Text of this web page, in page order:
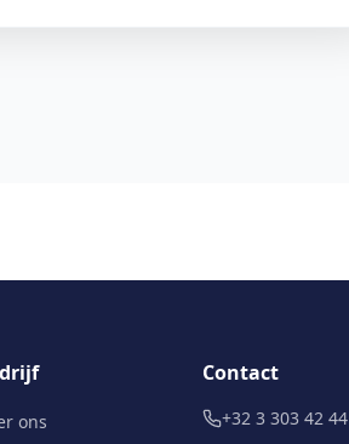
ons
Contact
+32 3 303 42 44